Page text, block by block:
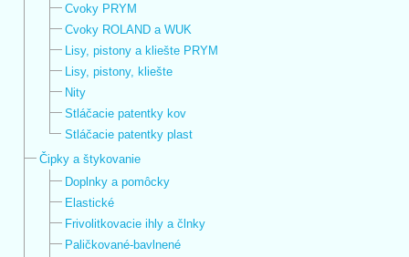
Cvoky PRYM
Cvoky ROLAND a WUK
Lisy, pistony a kliešte PRYM
Lisy, pistony, kliešte
Nity
Stláčacie patentky kov
Stláčacie patentky plast
Čipky a štykovanie
Doplnky a pomôcky
Elastické
Frivolitkovacie ihly a člnky
Paličkované-bavlnené